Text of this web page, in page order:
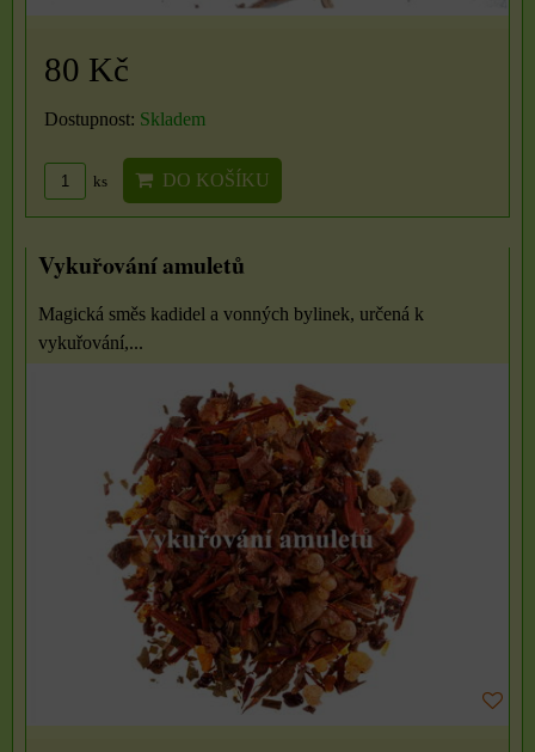
80 Kč
Dostupnost: Skladem
ks DO KOŠÍKU
Vykuřování amuletů
Magická směs kadidel a vonných bylinek, určená k
vykuřování,...